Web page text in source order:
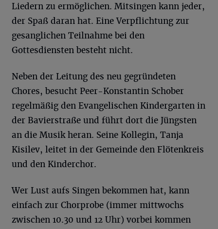
Liedern zu ermöglichen. Mitsingen kann jeder,
der Spaß daran hat. Eine Verpflichtung zur
gesanglichen Teilnahme bei den
Gottesdiensten besteht nicht.
Neben der Leitung des neu gegründeten
Chores, besucht Peer-Konstantin Schober
regelmäßig den Evangelischen Kindergarten in
der Bavierstraße und führt dort die Jüngsten
an die Musik heran. Seine Kollegin, Tanja
Kisilev, leitet in der Gemeinde den Flötenkreis
und den Kinderchor.
Wer Lust aufs Singen bekommen hat, kann
einfach zur Chorprobe (immer mittwochs
zwischen 10.30 und 12 Uhr) vorbei kommen